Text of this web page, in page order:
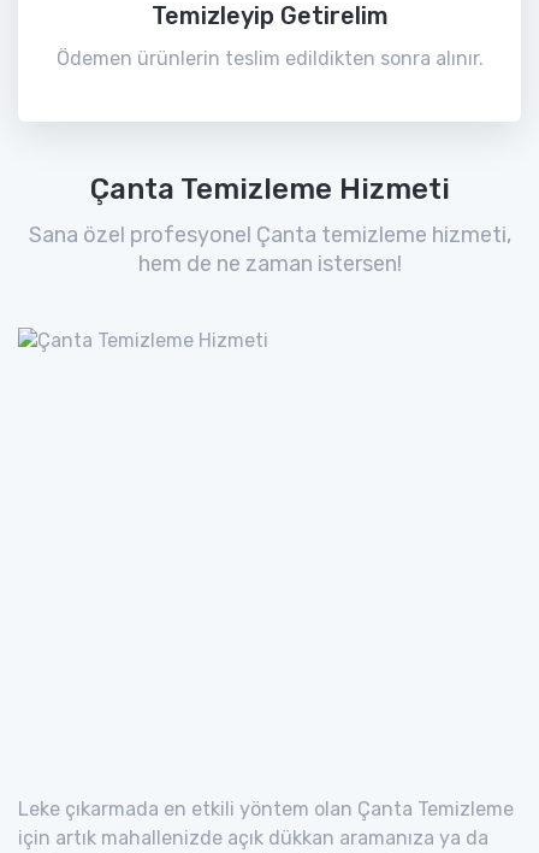
Temizleyip Getirelim
Ödemen ürünlerin teslim edildikten sonra alınır.
Çanta Temizleme Hizmeti
Sana özel profesyonel Çanta temizleme hizmeti,
hem de ne zaman istersen!
Leke çıkarmada en etkili yöntem olan Çanta Temizleme
için artık mahallenizde açık dükkan aramanıza ya da